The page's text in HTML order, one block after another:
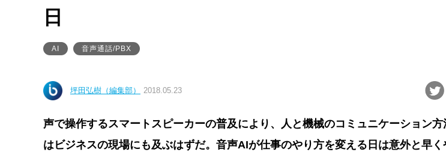
日
AI 音声通話/PBX
坪田弘樹（編集部） 2018.05.23
声で操作するスマートスピーカーの普及により、人と機械のコミュニケーション
はビジネスの現場にも及ぶはずだ。音声AIが仕事のやり方を変える日は意外と早